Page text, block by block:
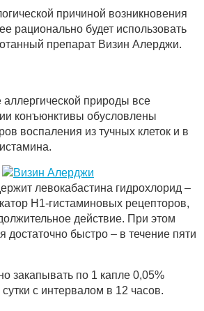
причиной возникновения
рационально будет использовать
препарат Визин Алерджи.
природы все
конъюнктивы обусловлены
воспаления из тучных клеток и в
левокабастина гидрохлорид –
Н1-гистаминовых рецепторов,
действие. При этом
достаточно быстро – в течение пяти
закапывать по 1 капле 0,05%
с интервалом в 12 часов.